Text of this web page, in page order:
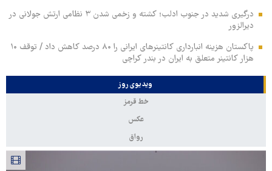
درگیری شدید در جنوب ادلب؛ کشته و زخمی شدن ۳ نظامی ارتش جولانی در
دیرالزور
پاکستان هزینه انبارداری کانتینرهای ایرانی را ۸۰ درصد کاهش داد / توقف ۱۰
هزار کانتینر متعلق به ایران در بندر کراچی
ویدیوی روز
خط قرمز
عکس
رواق